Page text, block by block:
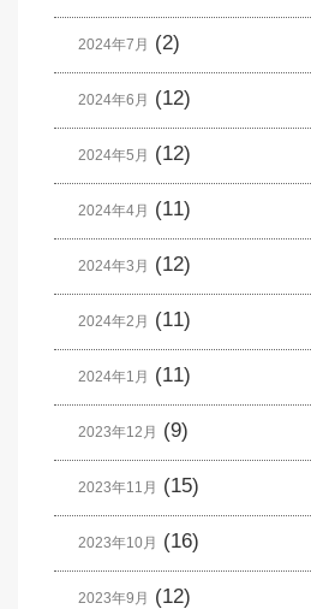
2024年7月 (2)
2024年6月 (12)
2024年5月 (12)
2024年4月 (11)
2024年3月 (12)
2024年2月 (11)
2024年1月 (11)
2023年12月 (9)
2023年11月 (15)
2023年10月 (16)
2023年9月 (12)